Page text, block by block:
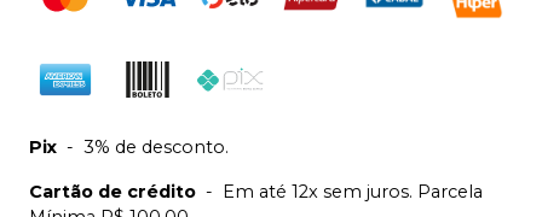
Pix - 3% de desconto.
Cartão de crédito - Em até 12x sem juros. Parcela